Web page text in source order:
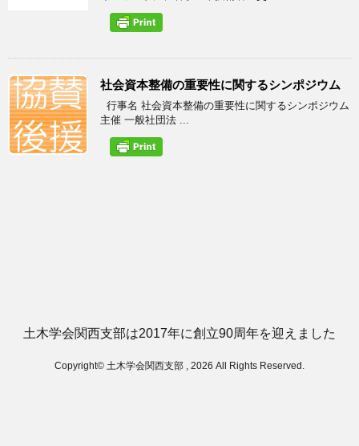
社会資本整備の重要性に関するシンポジウム
行事名 社会資本整備の重要性に関するシンポジウム
主催 一般社団法 ...
土木学会関西支部は2017年に創立90周年を迎えました
Copyright© 土木学会関西支部 , 2026 All Rights Reserved.